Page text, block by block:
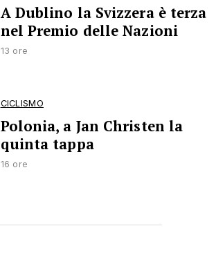
A Dublino la Svizzera è terza
nel Premio delle Nazioni
13 ore
CICLISMO
Polonia, a Jan Christen la
quinta tappa
16 ore